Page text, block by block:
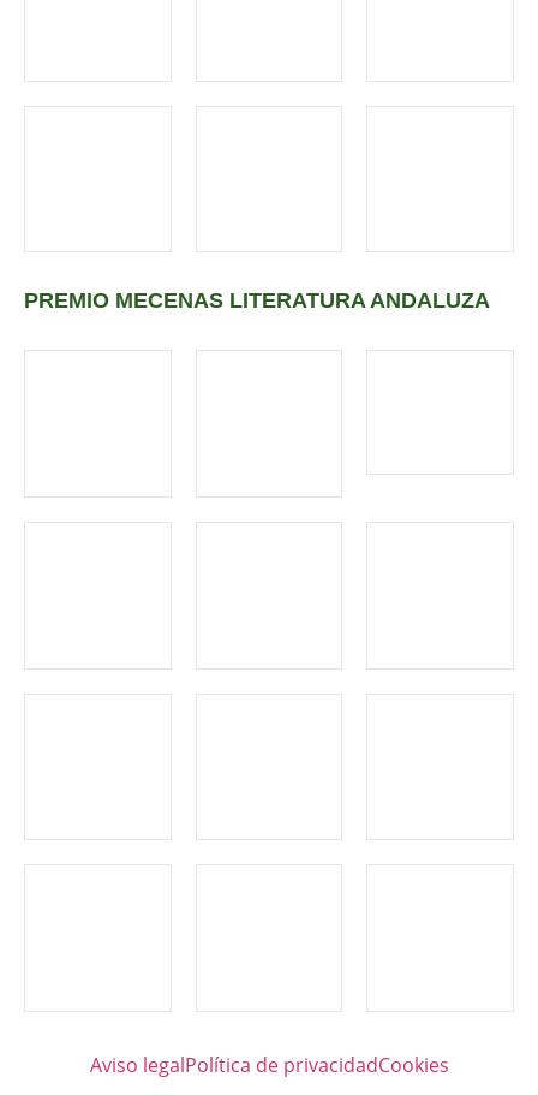
PREMIO MECENAS LITERATURA ANDALUZA
Aviso legalPolítica de privacidadCookies